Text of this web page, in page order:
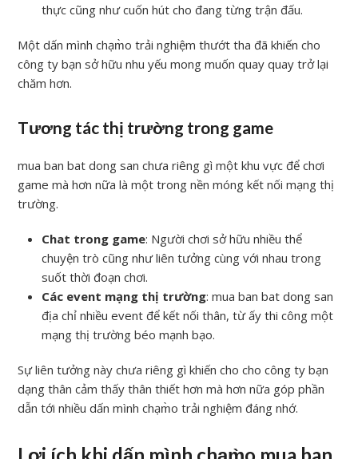
thực cũng như cuốn hút cho đang từng trận đấu.
Một dấn mình chạm̀o trải nghiệm thướt tha đã khiến cho
công ty bạn sở hữu nhu yếu mong muốn quay quay trở lại
chăm hơn.
Tương tác thị trường trong game
mua ban bat dong san chưa riêng gì một khu vực để chơi
game mà hơn nữa là một trong nền móng kết nối mạng thị
trường.
Chat trong game: Người chơi sở hữu nhiều thể
chuyện trò cũng như liên tưởng cùng với nhau trong
suốt thời đoạn chơi.
Các event mạng thị trường: mua ban bat dong san
địa chỉ nhiều event để kết nối thân, từ ấy thi công một
mạng thị trường béo mạnh bạo.
Sự liên tưởng này chưa riêng gì khiến cho cho công ty bạn
dạng thân cảm thấy thân thiết hơn mà hơn nữa góp phần
dẫn tới nhiều dấn mình chạm̀o trải nghiệm đáng nhớ.